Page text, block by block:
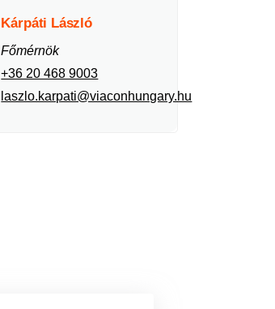
Kárpáti László
Főmérnök
+36 20 468 9003
laszlo.karpati@viaconhungary.hu